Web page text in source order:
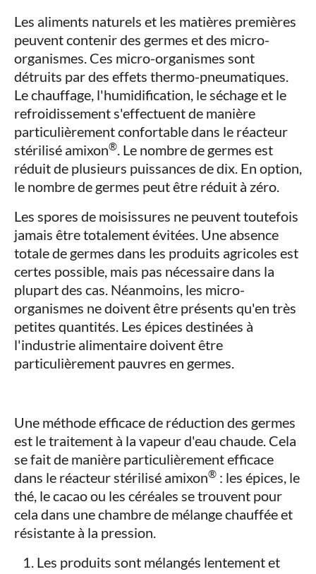
Les aliments naturels et les matières premières
peuvent contenir des germes et des micro-
organismes. Ces micro-organismes sont
détruits par des effets thermo-pneumatiques.
Le chauffage, l'humidification, le séchage et le
refroidissement s'effectuent de manière
particulièrement confortable dans le réacteur
stérilisé amixon®. Le nombre de germes est
réduit de plusieurs puissances de dix. En option,
le nombre de germes peut être réduit à zéro.
Les spores de moisissures ne peuvent toutefois
jamais être totalement évitées. Une absence
totale de germes dans les produits agricoles est
certes possible, mais pas nécessaire dans la
plupart des cas. Néanmoins, les micro-
organismes ne doivent être présents qu'en très
petites quantités. Les épices destinées à
l'industrie alimentaire doivent être
particulièrement pauvres en germes.
Une méthode efficace de réduction des germes
est le traitement à la vapeur d'eau chaude. Cela
se fait de manière particulièrement efficace
dans le réacteur stérilisé amixon® : les épices, le
thé, le cacao ou les céréales se trouvent pour
cela dans une chambre de mélange chauffée et
résistante à la pression.
Les produits sont mélangés lentement et